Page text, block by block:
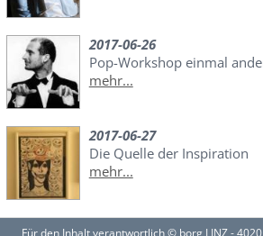
2017-06-26
Pop-Workshop einmal
mehr...
2017-06-27
Die Quelle der Inspiration
mehr...